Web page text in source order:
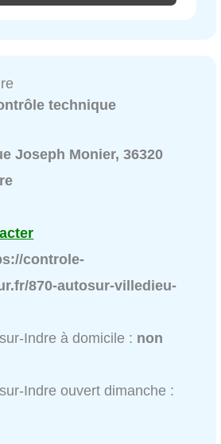
technique
Joseph Monier, 36320
controle-
870-autosur-villedieu-
Indre à domicile : non
Indre ouvert dimanche :